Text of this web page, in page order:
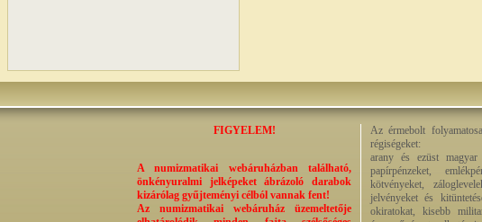
FIGYELEM!
A numizmatikai webáruházban található,
önkényuralmi jelképeket ábrázoló darabok
kizárólag gyűjteményi célból vannak fent!
Az numizmatikai webáruház üzemeltetője
Az érmebolt
régiségeket:
arany és ezüst
papírpénzeket,
kötvényeket,
jelvényeket és
okiratokat, kisebb